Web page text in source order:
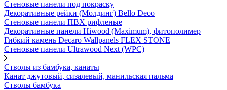
Стеновые панели под покраску
Декоративные рейки (Молдинг) Bello Deco
Стеновые панели ПВХ рифленыe
Декоративные панели Hiwood (Maximum), фитополимер
Гибкий камень Decaro Wallpanels FLEX STONE
Стеновые панели Ultrawood Next (WPC)
Стволы из бамбука, канаты
Канат джутовый, сизалевый, манильская пальма
Стволы бамбука